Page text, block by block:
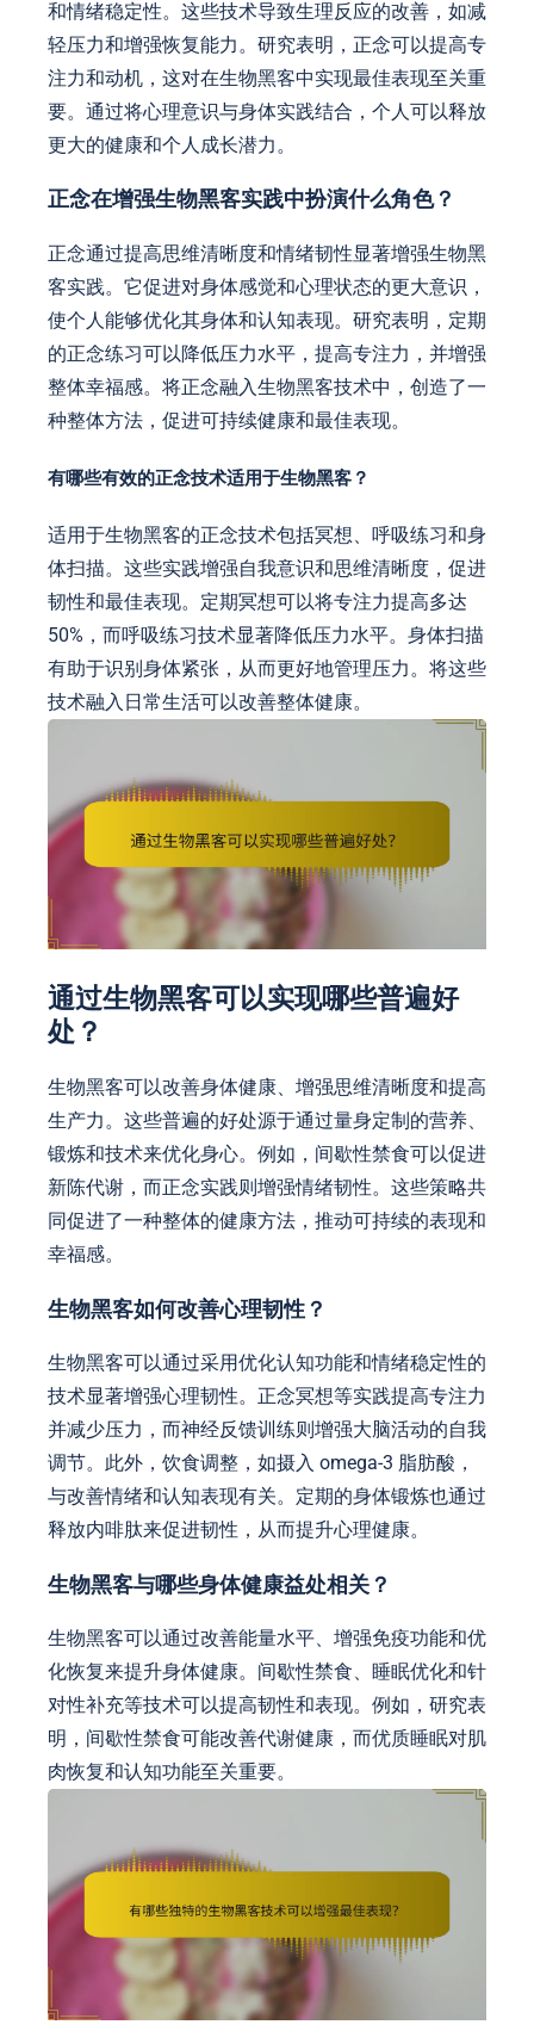
和情绪稳定性。这些技术导致生理反应的改善，如减
轻压力和增强恢复能力。研究表明，正念可以提高专
注力和动机，这对在生物黑客中实现最佳表现至关重
要。通过将心理意识与身体实践结合，个人可以释放
更大的健康和个人成长潜力。
正念在增强生物黑客实践中扮演什么角色？
正念通过提高思维清晰度和情绪韧性显著增强生物黑
客实践。它促进对身体感觉和心理状态的更大意识，
使个人能够优化其身体和认知表现。研究表明，定期
的正念练习可以降低压力水平，提高专注力，并增强
整体幸福感。将正念融入生物黑客技术中，创造了一
种整体方法，促进可持续健康和最佳表现。
有哪些有效的正念技术适用于生物黑客？
适用于生物黑客的正念技术包括冥想、呼吸练习和身
体扫描。这些实践增强自我意识和思维清晰度，促进
韧性和最佳表现。定期冥想可以将专注力提高多达
50%，而呼吸练习技术显著降低压力水平。身体扫描
有助于识别身体紧张，从而更好地管理压力。将这些
技术融入日常生活可以改善整体健康。
通过生物黑客可以实现哪些普遍好
处？
生物黑客可以改善身体健康、增强思维清晰度和提高
生产力。这些普遍的好处源于通过量身定制的营养、
锻炼和技术来优化身心。例如，间歇性禁食可以促进
新陈代谢，而正念实践则增强情绪韧性。这些策略共
同促进了一种整体的健康方法，推动可持续的表现和
幸福感。
生物黑客如何改善心理韧性？
生物黑客可以通过采用优化认知功能和情绪稳定性的
技术显著增强心理韧性。正念冥想等实践提高专注力
并减少压力，而神经反馈训练则增强大脑活动的自我
调节。此外，饮食调整，如摄入 omega-3 脂肪酸，
与改善情绪和认知表现有关。定期的身体锻炼也通过
释放内啡肽来促进韧性，从而提升心理健康。
生物黑客与哪些身体健康益处相关？
生物黑客可以通过改善能量水平、增强免疫功能和优
化恢复来提升身体健康。间歇性禁食、睡眠优化和针
对性补充等技术可以提高韧性和表现。例如，研究表
明，间歇性禁食可能改善代谢健康，而优质睡眠对肌
肉恢复和认知功能至关重要。